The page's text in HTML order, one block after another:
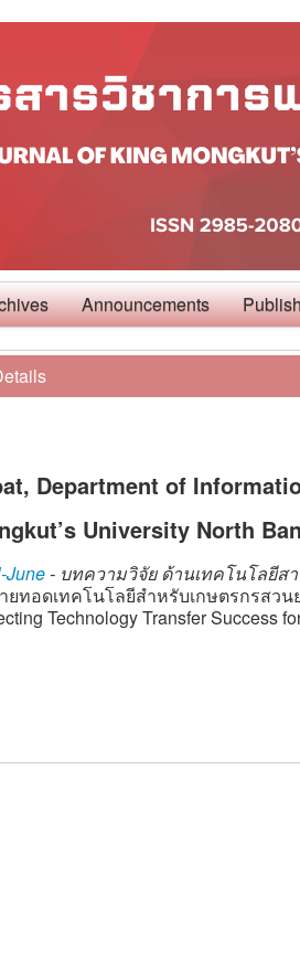
Announcements
Department of
University North
June- บทความวิจัย ด้านเทคโนโลยีสา
ยทอดเทคโนโลยีสำหรับเกษตรกรสวน
Technology Transfer Success